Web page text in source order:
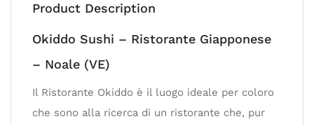
Product Description
Okiddo Sushi – Ristorante Giapponese
– Noale (VE)
Il Ristorante Okiddo è il luogo ideale per coloro
che sono alla ricerca di un ristorante che, pur